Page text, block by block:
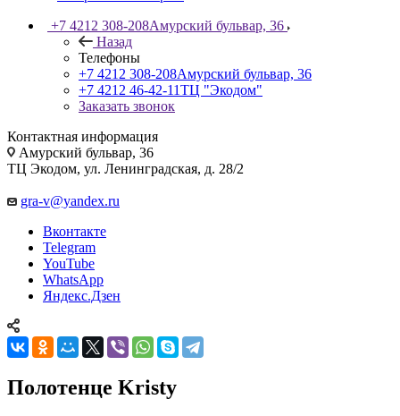
+7 4212 308-208Амурский бульвар, 36
Назад
Телефоны
+7 4212 308-208Амурский бульвар, 36
+7 4212 46-42-11ТЦ "Экодом"
Заказать звонок
Контактная информация
Амурский бульвар, 36
ТЦ Экодом, ул. Ленинградская, д. 28/2
gra-v@yandex.ru
Вконтакте
Telegram
YouTube
WhatsApp
Яндекс.Дзен
Полотенце Kristy